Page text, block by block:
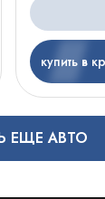
купить в
ЕЩЕ АВТО